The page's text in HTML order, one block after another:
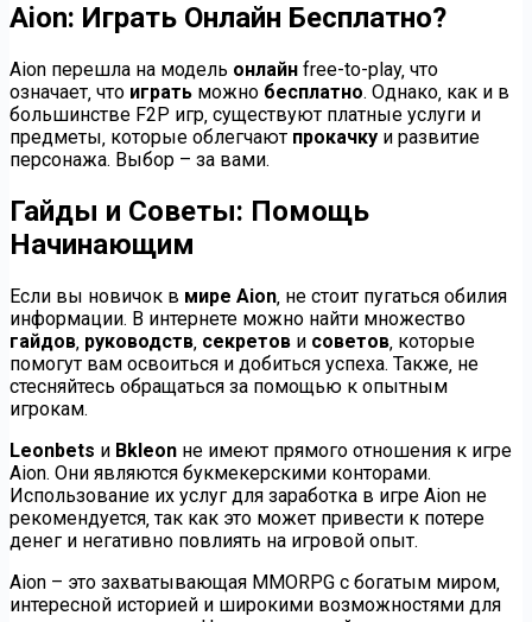
Aion: Играть Онлайн Бесплатно?
Aion перешла на модель онлайн free-to-play‚ что
означает‚ что играть можно бесплатно. Однако‚ как и в
большинстве F2P игр‚ существуют платные услуги и
предметы‚ которые облегчают прокачку и развитие
персонажа. Выбор – за вами.
Гайды и Советы: Помощь
Начинающим
Если вы новичок в мире Aion‚ не стоит пугаться обилия
информации. В интернете можно найти множество
гайдов‚ руководств‚ секретов и советов‚ которые
помогут вам освоиться и добиться успеха. Также‚ не
стесняйтесь обращаться за помощью к опытным
игрокам.
Leonbets и Bkleon не имеют прямого отношения к игре
Aion. Они являются букмекерскими конторами.
Использование их услуг для заработка в игре Aion не
рекомендуется‚ так как это может привести к потере
денег и негативно повлиять на игровой опыт.
Aion – это захватывающая MMORPG с богатым миром‚
интересной историей и широкими возможностями для